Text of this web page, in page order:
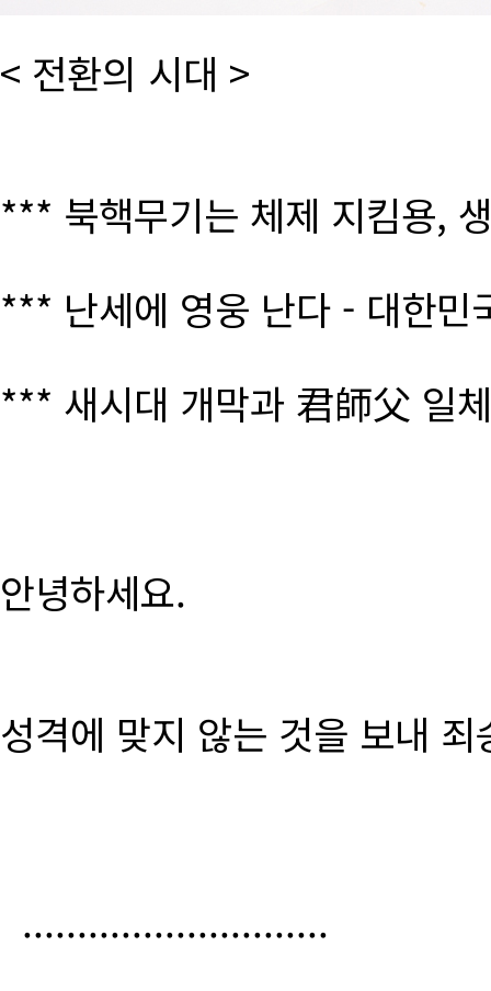
< 전환의 시대 >
*** 북핵무기는 체제 지킴용,
*** 난세에 영웅 난다 - 대한
*** 새시대 개막과 君師父 일
안녕하세요.
성격에 맞지 않는 것을 보내
............................